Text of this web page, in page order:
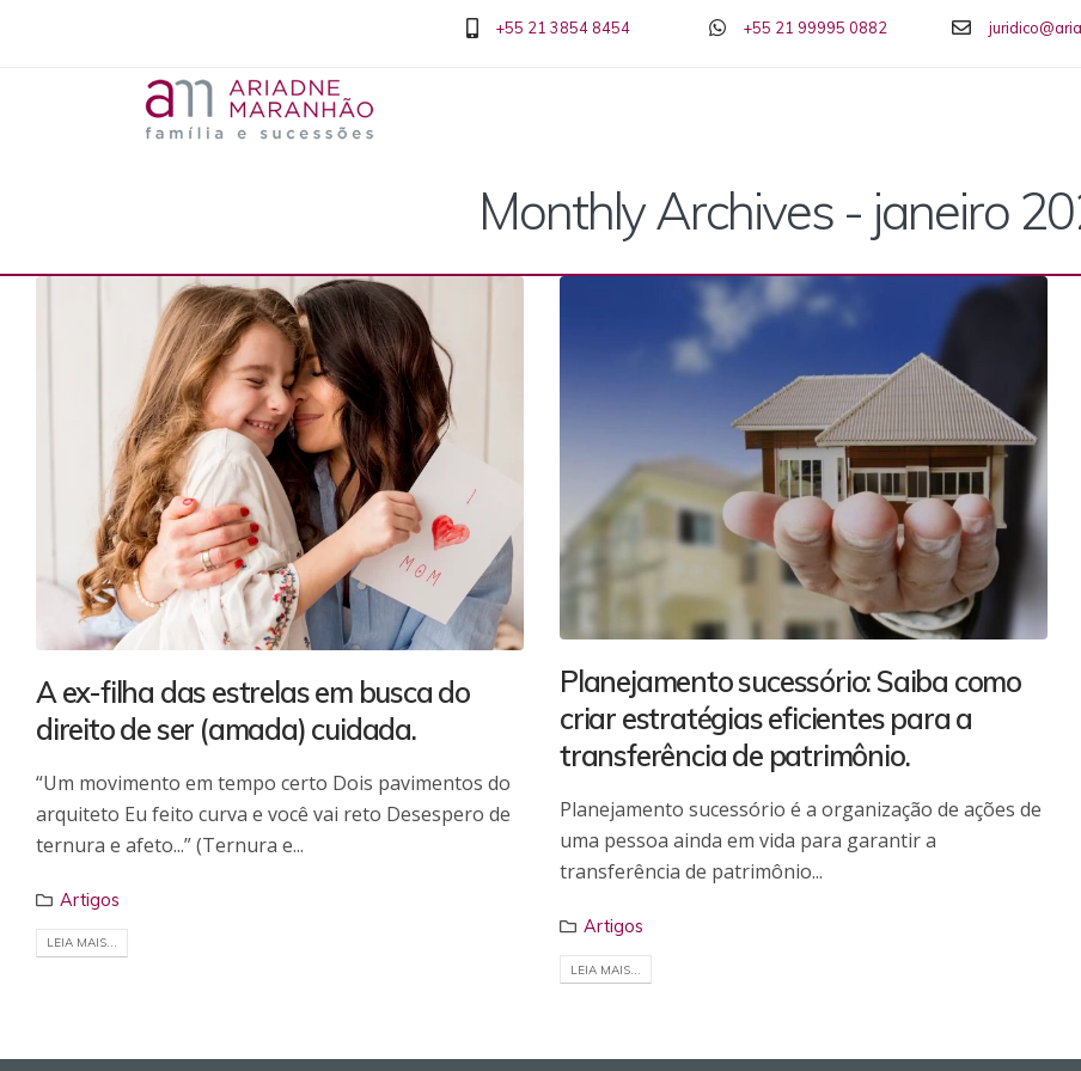
+55 21 3854 8454 +55 21 99995 0882
Monthly Archives - janeiro
A ex-filha das estrelas em busca do
direito de ser (amada) cuidada.
“Um movimento em tempo certo Dois pavimentos do
arquiteto Eu feito curva e você vai reto Desespero de
ternura e afeto...” (Ternura e...
Artigos
LEIA MAIS...
Planejamento sucessório: Saiba como
criar estratégias eficientes para a
transferência de patrimônio.
Planejamento sucessório é a organização de ações de
uma pessoa ainda em vida para garantir a
transferência de patrimônio...
Artigos
LEIA MAIS...